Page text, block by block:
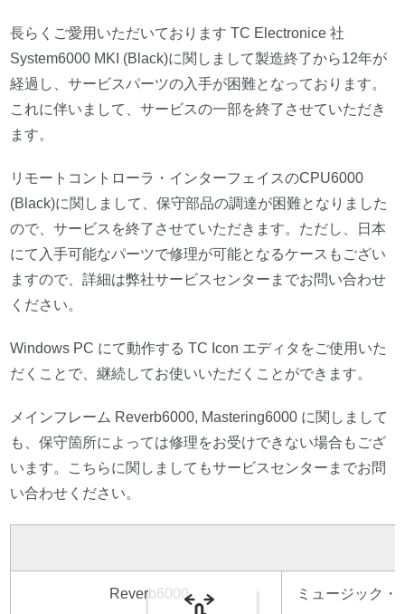
長らくご愛用いただいております TC Electronice 社
System6000 MKI (Black)に関しまして製造終了から12年が
経過し、サービスパーツの入手が困難となっております。
これに伴いまして、サービスの一部を終了させていただき
ます。
リモートコントローラ・インターフェイスのCPU6000
(Black)に関しまして、保守部品の調達が困難となりました
ので、サービスを終了させていただきます。ただし、日本
にて入手可能なパーツで修理が可能となるケースもござい
ますので、詳細は弊社サービスセンターまでお問い合わせ
ください。
Windows PC にて動作する TC Icon エディタをご使用いた
だくことで、継続してお使いいただくことができます。
メインフレーム Reverb6000, Mastering6000 に関しまして
も、保守箇所によっては修理をお受けできない場合もござ
います。こちらに関しましてもサービスセンターまでお問
い合わせください。
Reverb6000 ミュージック